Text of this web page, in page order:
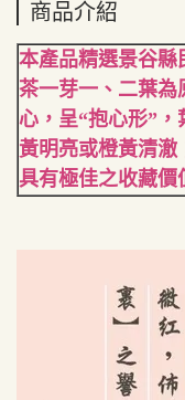
商品介紹
本產品精選景谷縣
茶一芽一、二葉為
心，呈“抱心形”
黃明亮或橙黃清澈
具有極佳之收藏價